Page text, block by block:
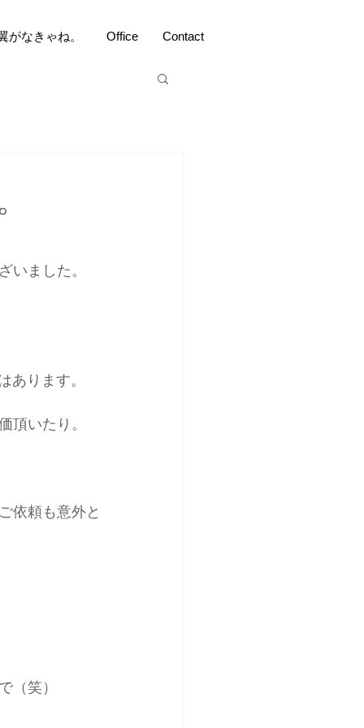
がなきゃね。 Office Contact
いました。
ります。
頂いたり。
依頼も意外と
（笑）